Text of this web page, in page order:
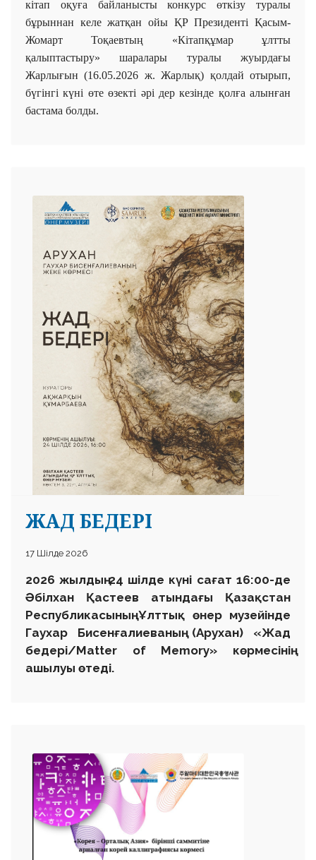
кітап оқуға байланысты конкурс өткізу туралы
бұрыннан келе жатқан ойы ҚР Президенті Қасым-
Жомарт Тоқаевтың «Кітапқұмар ұлтты
қалыптастыру» шаралары туралы жуырдағы
Жарлығын (16.05.2026 ж. Жарлық) қолдай отырып,
бүгінгі күні өте өзекті әрі дер кезінде қолға алынған
бастама болды.
ЖАД БЕДЕРІ
17 Шілде 2026
2026 жылдың 24 шілде күні сағат 16:00-де
Әбілхан Қастеев атындағы Қазақстан
Республикасының Ұлттық өнер музейінде
Гаухар Бисенғалиеваның (Арухан) «Жад
бедері/Matter of Memory» көрмесінің
ашылуы өтеді.